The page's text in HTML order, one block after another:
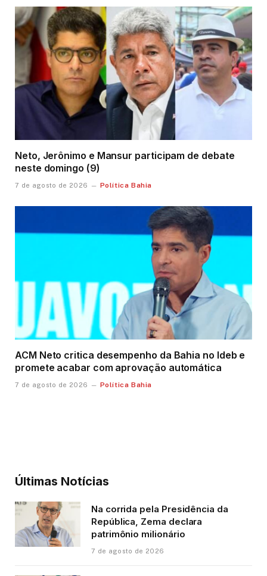
Neto, Jerônimo e Mansur participam de debate
neste domingo (9)
7 de agosto de 2026 Política Bahia
ACM Neto critica desempenho da Bahia no Ideb e
promete acabar com aprovação automática
7 de agosto de 2026 Política Bahia
Últimas Notícias
Na corrida pela Presidência da
República, Zema declara
patrimônio milionário
7 de agosto de 2026